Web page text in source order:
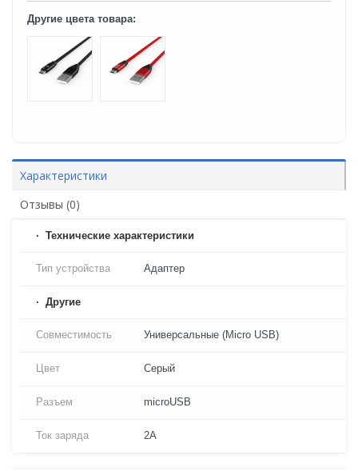
Другие цвета товара:
Характеристики
Отзывы (0)
Технические характеристики
Тип устройства Адаптер
Другие
Совместимость Универсальные (Micro USB)
Цвет Серый
Разъем microUSB
Ток заряда 2A